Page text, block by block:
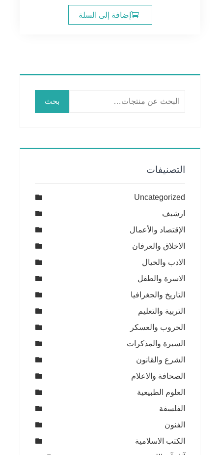
هو:
24.00$.
هو:
20.00$.
إضافة إلى السلة
بحث
التصنيفات
Uncategorized
ارشيف
الإقتصاد والأعمال
الاخلاق والعرفان
الادب والخيال
الاسرة والطفل
التاريخ والجغرافيا
التربية والتعليم
الحروب والعسكر
السيرة والمذكرات
الشرع والقانون
الصحافة والاعلام
العلوم الطبيعية
الفلسفة
الفنون
الكتب الاسلامية